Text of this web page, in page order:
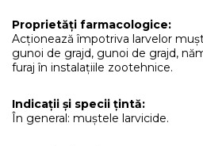
Proprietăți farmacologice:
Acționează împotriva larvelor
gunoi de grajd, gunoi de grajd,
furaj în instalațiile zootehnice.
Indicații și specii țintă:
În general: muștele larvicide.